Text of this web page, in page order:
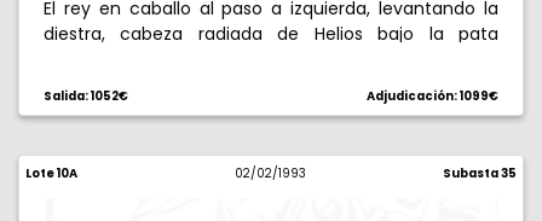
El rey en caballo al paso a izquierda, levantando la
diestra, cabeza radiada de Helios bajo la pata
Salida: 1052€ Adjudicación: 1099€
Lote 10A 02/02/1993 Subasta 35